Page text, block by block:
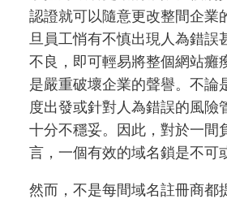
認證就可以隨意更改整間企業
旦員工悄有不慎出現人為錯誤
不良，即可輕易將整個網站癱
是嚴重破壞企業的聲譽。不論
度出發或針對人為錯誤的風險
十分不穩妥。因此，對於一間
言，一個有效的域名鎖是不可
然而，不是每間域名註冊商都